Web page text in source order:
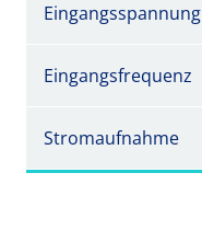
Eingangsspannung
Eingangsfrequenz
Stromaufnahme